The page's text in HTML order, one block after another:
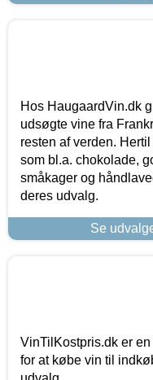
Hos HaugaardVin.dk
udsøgte vine fra
resten af verden.
som bl.a. chokolade,
småkager og
deres udvalg.
Se
VinTilKostpris.dk er
for at købe vin til